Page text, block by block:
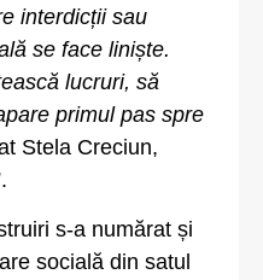
interdicții sau
se face liniște.
lucruri, să
primul pas spre
Stela Creciun,
s-a numărat și
socială din satul